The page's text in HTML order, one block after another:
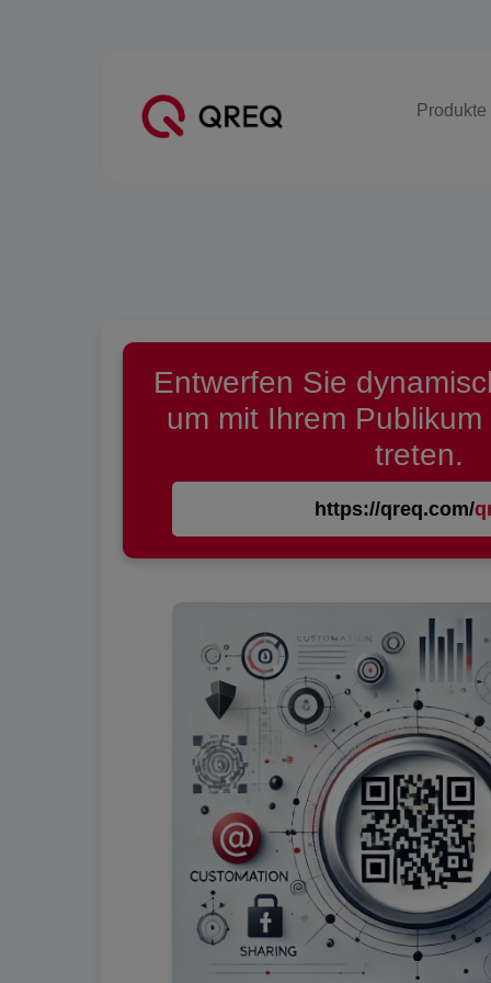
Produkte
Entwerfen Sie
um mit Ihrem
treten.
https://qreq.com/